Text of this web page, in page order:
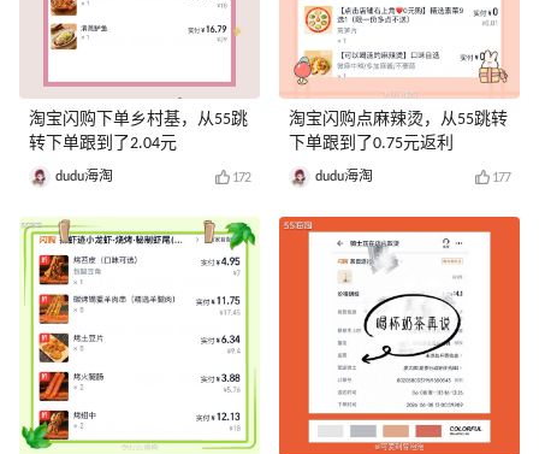
淘宝闪购下单乡村基，从55跳
转下单跟到了2.04元
dudu海淘 172
淘宝闪购点麻辣烫，从55跳转
下单跟到了0.75元返利
dudu海淘 177